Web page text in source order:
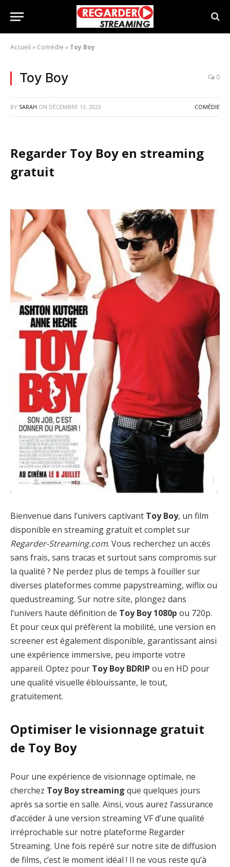
Accueil » Comédie » Toy Boy
Toy Boy 0
BY SARAH ON DÉCEMBRE 13, 2023 COMÉDIE
Regarder Toy Boy en streaming
gratuit
Bienvenue dans l’univers captivant Toy Boy, un film
disponible en streaming gratuit et complet sur
Regarder-Streaming.com. Vous recherchez un accès
sans frais, sans tracas et surtout sans compromis sur
la qualité ? Ne perdez plus de temps à fouiller sur
diverses plateformes comme papystreaming, wiflix ou
quedustreaming. Sur notre site, plongez dans
l’univers haute définition de Toy Boy 1080p ou 720p.
Et pour ceux qui préfèrent la mobilité, une version en
screener est également disponible, garantissant ainsi
une expérience immersive, peu importe votre
appareil. Optez pour Toy Boy BDRIP ou en HD pour
une qualité visuelle éblouissante, le tout,
gratuitement.
Optimiser le visionnage gratuit
de Toy Boy
Pour une expérience de visionnage optimale, ne
cherchez Toy Boy streaming que quelques jours
après sa sortie en salle. Ainsi, vous aurez l’assurance
d’accéder à une version streaming VF d’une qualité
irréprochable sur notre plateforme Regarder
Streaming. Une fois repéré sur notre site de diffusion
de films, c’est le moment idéal ! Il ne vous reste qu’à